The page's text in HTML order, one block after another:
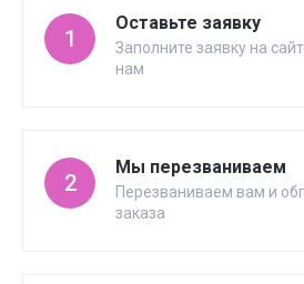
1
Оставьте заявку
Заполните заявку на
нам
2
Мы перезваниваем
Перезваниваем вам и
заказа